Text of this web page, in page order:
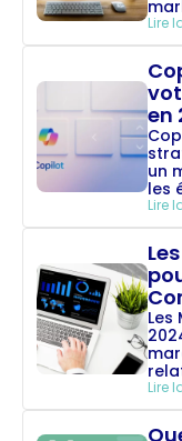
Lire
en
un
les
Lire
Les
Lire